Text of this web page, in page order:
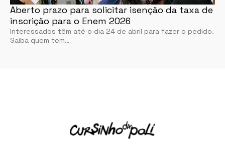
Aberto prazo para solicitar isenção da taxa de
inscrição para o Enem 2026
Interessados têm até o dia 24 de abril para fazer o pedido.
Saiba quem tem…